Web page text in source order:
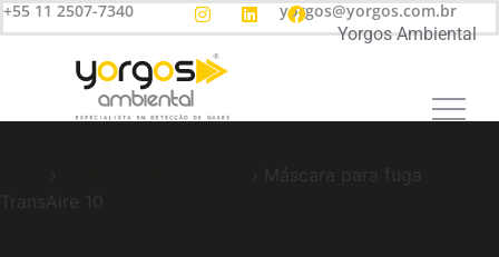
+55 11 2507-7340 yorgos@yorgos.com.br
› Máscara para fuga
TransAire 10
Yorgos Ambiental